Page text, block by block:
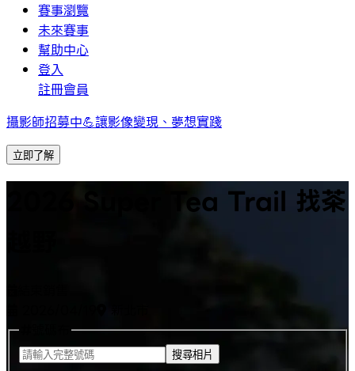
賽事瀏覽
未來賽事
幫助中心
登入
註冊會員
攝影師招募中💪讓影像變現、夢想實踐
立即了解
2026 Super Tea Trail 找茶
搜尋相片